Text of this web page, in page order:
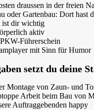
draussen in der freien
oder Gartenbau: Dort hast
ist dir wichtig
aktiv
Führerschein
mit Sinn für Humor
setzt du deine
Montage von Zaun- und
Arbeit beim Bau von
Auftraggebenden happy